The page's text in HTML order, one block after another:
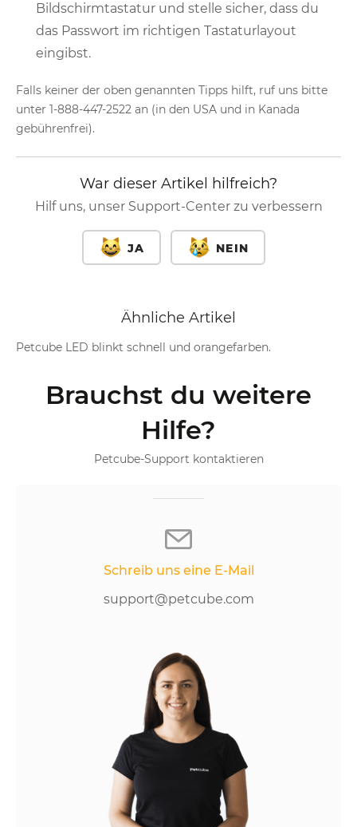
Bildschirmtastatur und stelle sicher, dass du
das Passwort im richtigen Tastaturlayout
eingibst.
Falls keiner der oben genannten Tipps hilft, ruf uns bitte
unter 1-888-447-2522 an (in den USA und in Kanada
gebührenfrei).
War dieser Artikel hilfreich?
Hilf uns, unser Support-Center zu verbessern
JA NEIN
Ähnliche Artikel
Petcube LED blinkt schnell und orangefarben.
Brauchst du weitere
Hilfe?
Petcube-Support kontaktieren
Schreib uns eine E-Mail
support@petcube.com